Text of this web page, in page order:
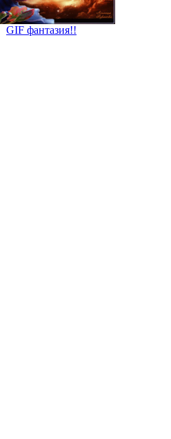
GIF фантазия!!